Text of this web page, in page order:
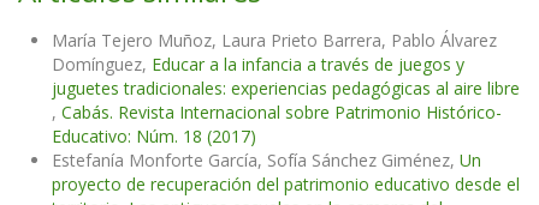
María Tejero Muñoz, Laura Prieto Barrera, Pablo Álvarez
Domínguez, Educar a la infancia a través de juegos y
juguetes tradicionales: experiencias pedagógicas al aire libre
, Cabás. Revista Internacional sobre Patrimonio Histórico-
Educativo: Núm. 18 (2017)
Estefanía Monforte García, Sofía Sánchez Giménez, Un
proyecto de recuperación del patrimonio educativo desde el